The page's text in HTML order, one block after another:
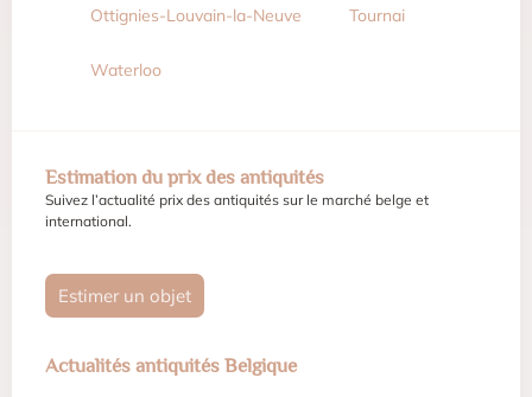
Ottignies-Louvain-la-Neuve Tournai
Waterloo
Estimation du prix des antiquités
Suivez l’actualité prix des antiquités sur le marché belge et
international.
Estimer un objet
Actualités antiquités Belgique